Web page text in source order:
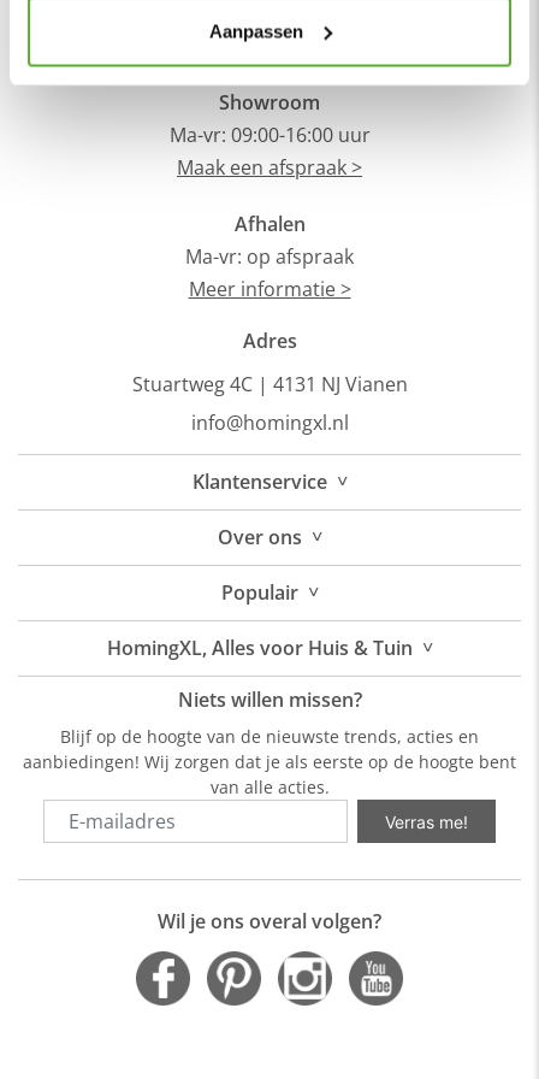
Aanpassen
Openingstijden
Showroom
Ma-vr: 09:00-16:00 uur
Maak een afspraak >
Afhalen
Ma-vr: op afspraak
Meer informatie >
Adres
Stuartweg 4C | 4131 NJ Vianen
info@homingxl.nl
Klantenservice ˅
Overons ˅
Populair ˅
HomingXL, Alles voor Huis & Tuin ˅
Niets willen missen?
Blijf op de hoogte van de nieuwste trends, acties en
aanbiedingen! Wij zorgen dat je als eerste op de hoogte bent
van alle acties.
Verras me!
Wil je ons overal volgen?